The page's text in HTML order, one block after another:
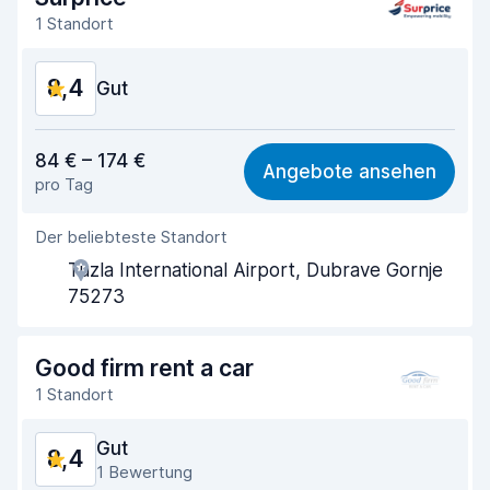
Zustand des Fahrzeugs
1 Standort
8,4 Gut
8,5
Einfach zu finden 8,2
Agenten-Hilfsbereitschaft
Schnelle Abholung 8,0
Sauberkeit des Fahrzeugs 8,6
Zustand des Fahrzeugs
84 € – 174 €
pro Tag
Angebote ansehen
Der beliebteste Standort
Tuzla International Airport, Dubrave Gornje
75273
Good firm rent a car
1 Standort
8,4 Gut
1 Bewertung